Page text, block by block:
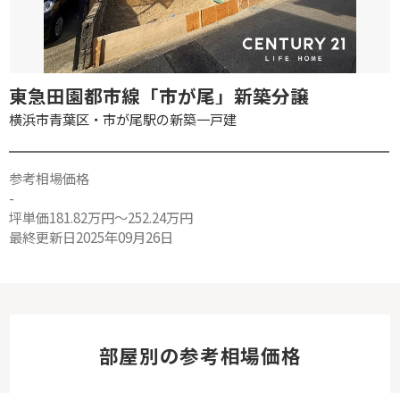
東急田園都市線「市が尾」新築分譲
横浜市青葉区・市が尾駅の新築一戸建
参考相場価格
-
坪単価181.82万円～252.24万円
最終更新日2025年09月26日
部屋別の参考相場価格